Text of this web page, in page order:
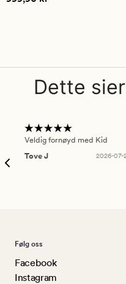
Dette
Veldig fornøyd med Kid
Tove J
2026-07-
Følg oss
Facebook
Instagram